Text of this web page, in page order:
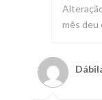
mês deu